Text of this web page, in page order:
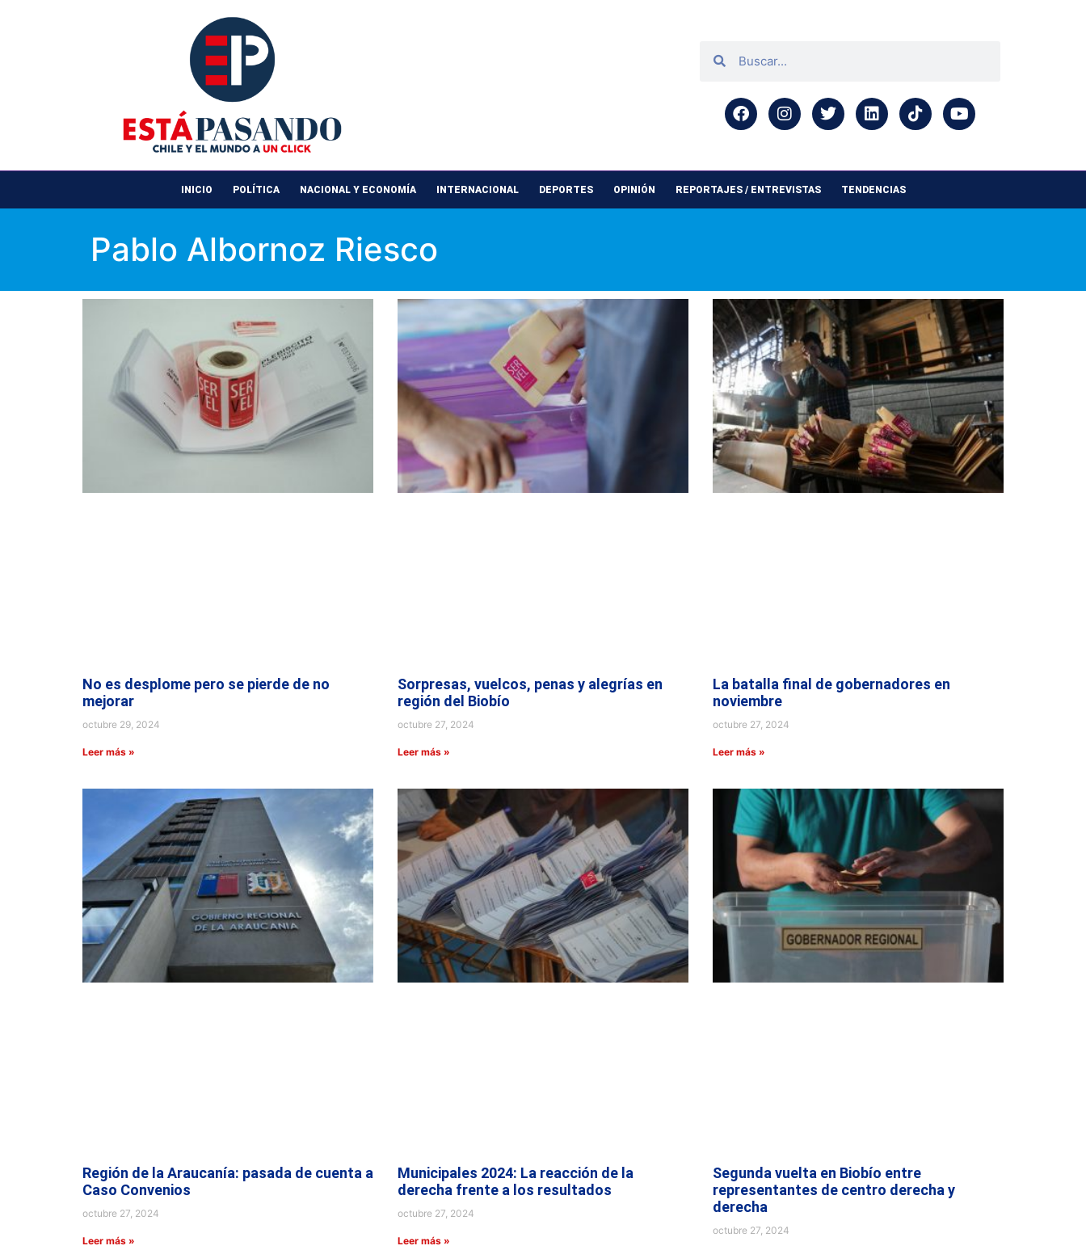
INICIO POLÍTICA NACIONAL Y ECONOMÍA INTERNACIONAL DEPORTES OPINIÓN REPORTAJES / ENTREVISTAS TENDENCIAS
Pablo Albornoz Riesco
No es desplome pero se pierde de no
mejorar
octubre 29, 2024
Leer más »
Sorpresas, vuelcos, penas y alegrías en
región del Biobío
octubre 27, 2024
Leer más »
La batalla final de gobernadores en
noviembre
octubre 27, 2024
Leer más »
Región de la Araucanía: pasada de cuenta a
Caso Convenios
octubre 27, 2024
Leer más »
Municipales 2024: La reacción de la
derecha frente a los resultados
octubre 27, 2024
Leer más »
Segunda vuelta en Biobío entre
representantes de centro derecha y
derecha
octubre 27, 2024